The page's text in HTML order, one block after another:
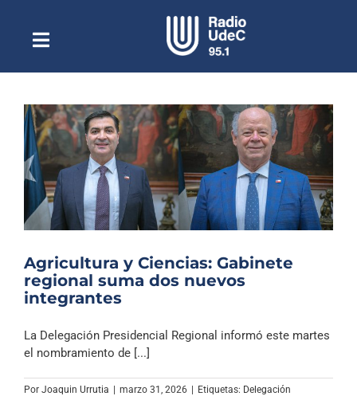
contenidoToggle
NavigationEscuchar Radio UdeC en vivo
Quiénes Somos
Programación
Podcast
Noticias
Columnas
Especiales
Agricultura y Ciencias: Gabinete
regional suma dos nuevos
integrantes
La Delegación Presidencial Regional informó este martes
el nombramiento de [...]
Por Joaquin Urrutia | marzo 31, 2026 | Etiquetas: Delegación